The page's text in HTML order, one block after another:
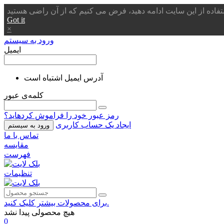
Got it
×
ورود به سیستم
ایمیل
آدرس ایمیل اشتباه است
کلمه‌ی عبور
رمز عبور خود را فراموش کردهاید؟
ورود به سیستم
ایجاد یک حساب کاربری
تماس با ما
مقایسه
فهرست
تنظیمات
برای محصولات بیشتر کلیک کنید.
هیچ محصولی پیدا نشد
0